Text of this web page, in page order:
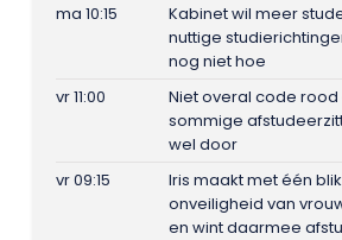
ma 10:15
Kabinet wil meer
nuttige
nog niet hoe
vr 11:00
Niet overal code rood
sommige
wel door
vr 09:15
Iris maakt met één
onveiligheid van
en wint daarmee